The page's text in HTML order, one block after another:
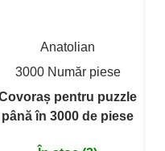
Anatolian
3000 Număr piese
pentru puzzle
până în 3000 de piese